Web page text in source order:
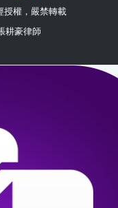
授權，嚴禁轉載
耕豪律師